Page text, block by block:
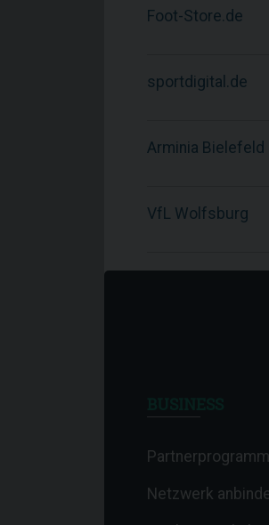
Foot-Store.de
sportdigital.de
Arminia Bielefeld
VfL Wolfsburg
Netzwerk